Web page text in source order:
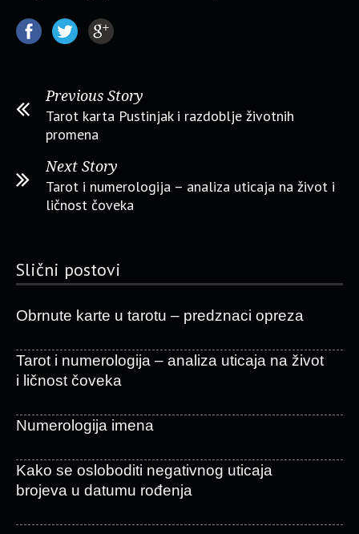
Previous Story
Tarot karta Pustinjak i razdoblje životnih
promena
Next Story
Tarot i numerologija – analiza uticaja na život i
ličnost čoveka
Slični postovi
Obrnute karte u tarotu – predznaci opreza
Tarot i numerologija – analiza uticaja na život
i ličnost čoveka
Numerologija imena
Kako se osloboditi negativnog uticaja
brojeva u datumu rođenja